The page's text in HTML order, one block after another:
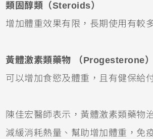
類固醇類（Steroids）
增加體重效果有限，長期使用有較
黃體激素類藥物 （Progesterone）
可以增加食慾及體重，且有健保給
陳佳宏醫師表示，黃體激素類藥物
減緩消耗熱量、幫助增加體重，免